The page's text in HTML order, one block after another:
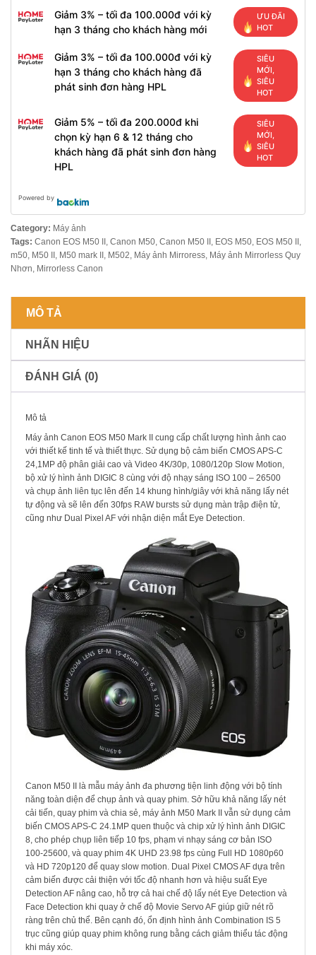
Giảm 3% – tối đa 100.000đ với kỳ
hạn 3 tháng cho khách hàng mới
ƯU ĐÃI
HOT
Giảm 3% – tối đa 100.000đ với kỳ
hạn 3 tháng cho khách hàng đã
phát sinh đơn hàng HPL
SIÊU
MỚI,
SIÊU
HOT
Giảm 5% – tối đa 200.000đ khi
chọn kỳ hạn 6 & 12 tháng cho
khách hàng đã phát sinh đơn hàng
HPL
SIÊU
MỚI,
SIÊU
HOT
Powered by
Category: Máy ảnh
Tags: Canon EOS M50 II Canon M50 Canon M50 II EOS M50 EOS M50 II
m50 M50 II M50 mark II M502 Máy ảnh Mirroress Máy ảnh Mirrorless Quy
Nhơn Mirrorless Canon
MÔ TẢ
NHÃN HIỆU
ĐÁNH GIÁ (0)
Mô tả
Máy ảnh Canon EOS M50 Mark II cung cấp chất lượng hình ảnh cao
với thiết kế tinh tế và thiết thực. Sử dụng bộ cảm biến CMOS APS-C
24,1MP độ phân giải cao và Video 4K/30p, 1080/120p Slow Motion,
bộ xử lý hình ảnh DIGIC 8 cùng với độ nhạy sáng ISO 100 – 26500
và chụp ảnh liên tục lên đến 14 khung hình/giây với khả năng lấy nét
tự động và sẽ lên đến 30fps RAW bursts sử dụng màn trập điện tử,
cũng như Dual Pixel AF với nhận diện mắt Eye Detection.
Canon M50 II là mẫu máy ảnh đa phương tiện linh động với bộ tính
năng toàn diện để chụp ảnh và quay phim. Sở hữu khả năng lấy nét
cải tiến, quay phim và chia sẻ, máy ảnh M50 Mark II vẫn sử dụng cảm
biến CMOS APS-C 24.1MP quen thuộc và chip xử lý hình ảnh DIGIC
8, cho phép chụp liên tiếp 10 fps, phạm vi nhạy sáng cơ bản ISO
100-25600, và quay phim 4K UHD 23.98 fps cùng Full HD 1080p60
và HD 720p120 để quay slow motion. Dual Pixel CMOS AF dựa trên
cảm biến được cải thiện với tốc độ nhanh hơn và hiệu suất Eye
Detection AF nâng cao, hỗ trợ cả hai chế độ lấy nét Eye Detection và
Face Detection khi quay ở chế độ Movie Servo AF giúp giữ nét rõ
ràng trên chủ thể. Bên cạnh đó, ổn định hình ảnh Combination IS 5
trục cũng giúp quay phim không rung bằng cách giảm thiểu tác động
khi máy xóc.